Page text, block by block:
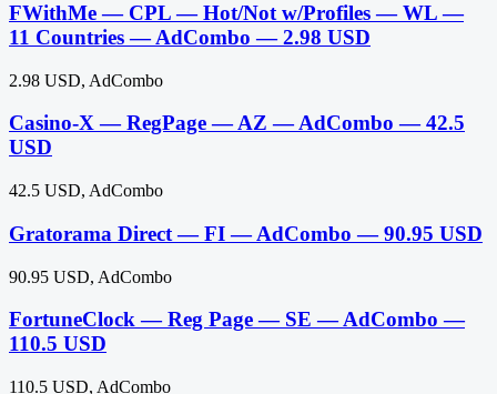
FWithMe — CPL — Hot/Not w/Profiles — WL —
11 Countries — AdCombo — 2.98 USD
2.98 USD, AdCombo
Casino-X — RegPage — AZ — AdCombo — 42.5
USD
42.5 USD, AdCombo
Gratorama Direct — FI — AdCombo — 90.95 USD
90.95 USD, AdCombo
FortuneClock — Reg Page — SE — AdCombo —
110.5 USD
110.5 USD, AdCombo